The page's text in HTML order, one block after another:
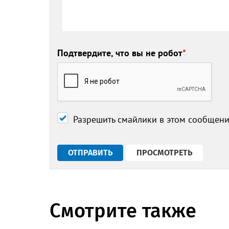
Подтвердите, что вы не робот*
Разрешить смайлики в этом
Смотрите также